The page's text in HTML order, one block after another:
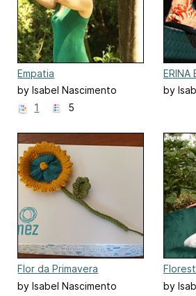
Empatia
by Isabel Nascimento
1
5
ERINA
by
Flor da Primavera
by Isabel Nascimento
by